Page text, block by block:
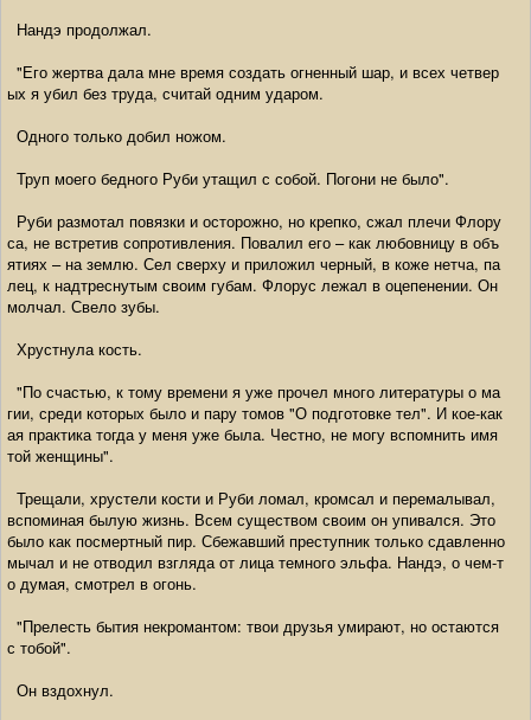
Нандэ продолжал.
"Его жертва дала мне время создать огненный шар, и всех четвер
ых я убил без труда, считай одним ударом.
Одного только добил ножом.
Труп моего бедного Руби утащил с собой. Погони не было".
Руби размотал повязки и осторожно, но крепко, сжал плечи Флору
са, не встретив сопротивления. Повалил его – как любовницу в объ
ятиях – на землю. Сел сверху и приложил черный, в коже нетча, па
лец, к надтреснутым своим губам. Флорус лежал в оцепенении. Он
молчал. Свело зубы.
Хрустнула кость.
"По счастью, к тому времени я уже прочел много литературы о ма
гии, среди которых было и пару томов "О подготовке тел". И кое-как
ая практика тогда у меня уже была. Честно, не могу вспомнить имя
той женщины".
Трещали, хрустели кости и Руби ломал, кромсал и перемалывал,
вспоминая былую жизнь. Всем существом своим он упивался. Это
было как посмертный пир. Сбежавший преступник только сдавленно
мычал и не отводил взгляда от лица темного эльфа. Нандэ, о чем-т
о думая, смотрел в огонь.
"Прелесть бытия некромантом: твои друзья умирают, но остаются
с тобой".
Он вздохнул.